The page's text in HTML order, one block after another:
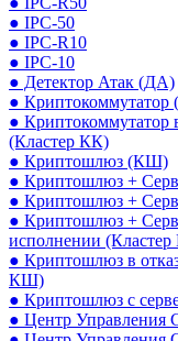
● IPC-50
● IPC-R10
● IPC-10
● Детектор Атак (ДА)
● Криптокоммутатор
● Криптокоммутатор
(Кластер КК)
● Криптошлюз (КШ)
● Криптошлюз +
● Криптошлюз +
● Криптошлюз +
исполнении
● Криптошлюз в
КШ)
● Криптошлюз с
● Центр